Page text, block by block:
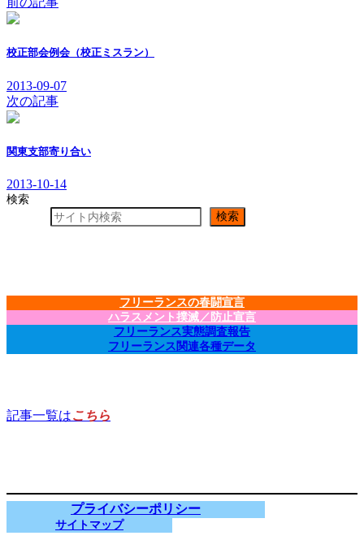
校正部会例会（校正ミスラン）
2013-09-07
次の記事
関東支部寄り合い
2013-10-14
検索
検索
フリーランスの春闘宣言
ハラスメント撲滅／防止宣言
フリーランス実態調査報告
フリーランス関連各種データ
記事一覧はこちら
プライバシーポリシー
サイトマップ